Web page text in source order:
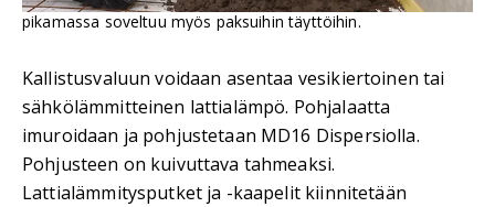
pikamassa soveltuu myös paksuihin täyttöihin.
Kallistusvaluun voidaan asentaa vesikiertoinen tai
sähkölämmitteinen lattialämpö. Pohjalaatta
imuroidaan ja pohjustetaan MD16 Dispersiolla.
Pohjusteen on kuivuttava tahmeaksi.
Lattialämmitysputket ja -kaapelit kiinnitetään